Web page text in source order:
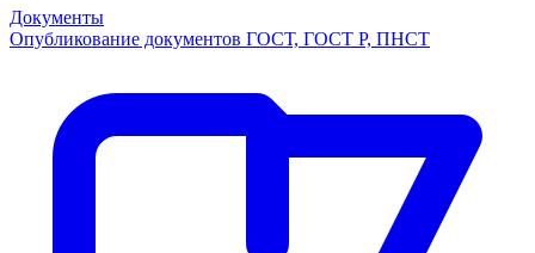
Документы
Опубликование документов ГОСТ, ГОСТ Р, ПНСТ